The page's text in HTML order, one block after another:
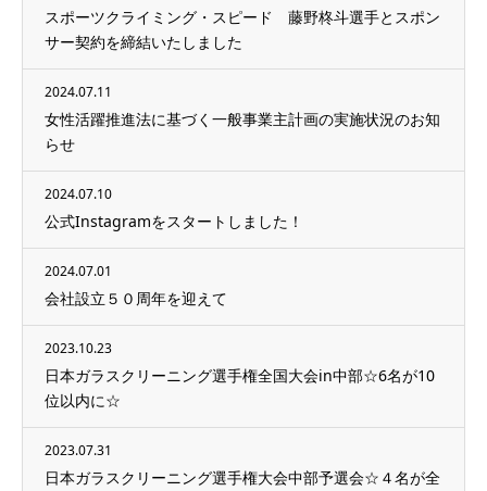
スポーツクライミング・スピード 藤野柊斗選手とスポン
サー契約を締結いたしました
2024.07.11
女性活躍推進法に基づく一般事業主計画の実施状況のお知
らせ
2024.07.10
公式Instagramをスタートしました！
2024.07.01
会社設立５０周年を迎えて
2023.10.23
日本ガラスクリーニング選手権全国大会in中部☆6名が10
位以内に☆
2023.07.31
日本ガラスクリーニング選手権大会中部予選会☆４名が全